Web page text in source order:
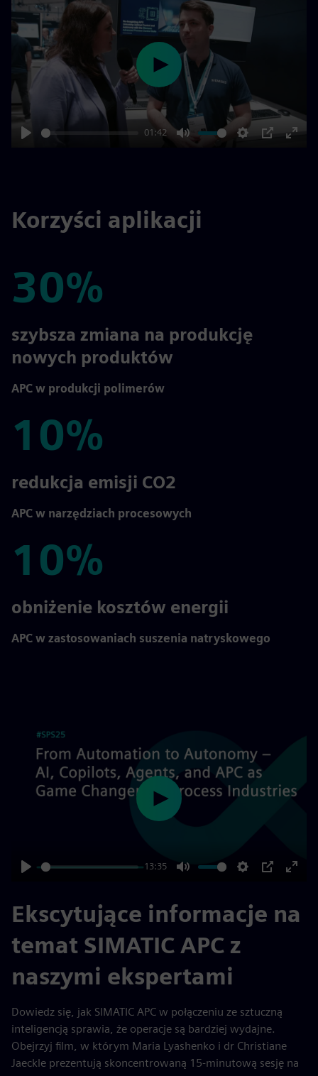
01:42
Play
Korzyści aplikacji
30%
30%
szybsza zmiana na produkcję
nowych produktów
APC w produkcji polimerów
10%
10%
redukcja emisji CO2
APC w narzędziach procesowych
10%
10%
obniżenie kosztów energii
APC w zastosowaniach suszenia natryskowego
13:35
Play
Ekscytujące informacje na
temat SIMATIC APC z
naszymi ekspertami
Dowiedz się, jak SIMATIC APC w połączeniu ze sztuczną
inteligencją sprawia, że operacje są bardziej wydajne.
Obejrzyj film, w którym Maria Lyashenko i dr Christiane
Jaeckle prezentują skoncentrowaną 15-minutową sesję na